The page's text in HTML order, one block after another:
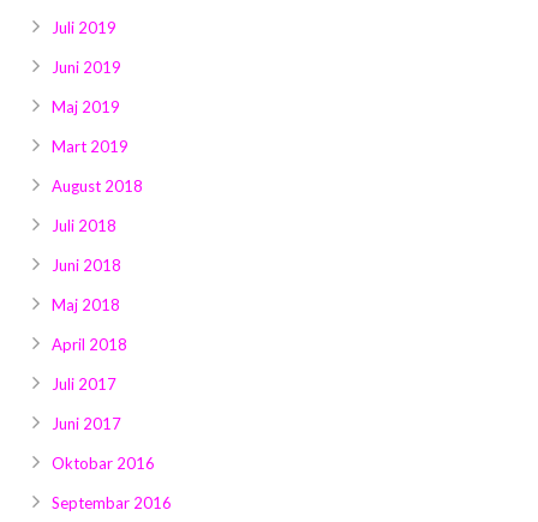
Juli 2019
Juni 2019
Maj 2019
Mart 2019
August 2018
Juli 2018
Juni 2018
Maj 2018
April 2018
Juli 2017
Juni 2017
Oktobar 2016
Septembar 2016